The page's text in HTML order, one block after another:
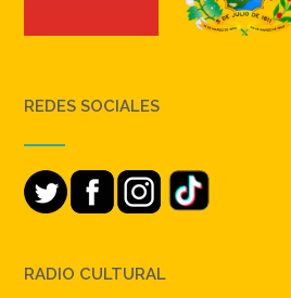
REDES SOCIALES
RADIO CULTURAL